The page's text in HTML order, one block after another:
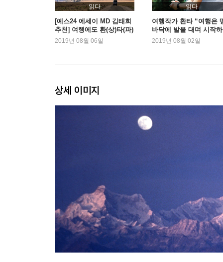
#15 귀족은 줄 서지 않습니다 … 153
#16 홍콩 거리의 비밀 … 161
#17 우산혁명 이후 … 169
#18 카지노 칩으로 우공이산 … 181
3장. 여행자의 인사법
#21 그가 듣고 싶어 하는 이야기를 하라 … 209
#27 자마미 105 스토어 … 271
#28 지금은 오지 않는 게 좋겠어요 … 281
마치며 290
읽다
[예스24 에세이 MD 김태희
추천] 여행에도 환(상)타(파)
가 필요해
2019년 08월 06일
읽다
여행작가 환타 “여행은
바닥에 발을 대며 시작
것”
2019년 08월 02일
상세 이미지